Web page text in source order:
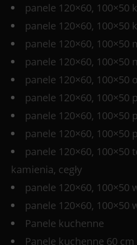
panele 120×60, 100×50
panele 120×60, 100×50
panele 120×60, 100×50
panele 120×60, 100×50
panele 120×60, 100×50
panele 120×60, 100×50
panele 120×60, 100×50
panele 120×60, 100×50
panele 120×60, 100×50
kamienia, cegły
panele 120×60, 100×50
panele 120×60, 100×50
Panele kuchenne
Panele kuchenne 60 cm